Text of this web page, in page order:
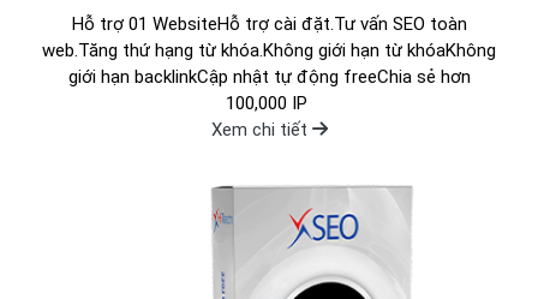
Hỗ trợ 01 WebsiteHỗ trợ cài đặt.Tư vấn SEO toàn
web.Tăng thứ hạng từ khóa.Không giới hạn từ khóaKhông
giới hạn backlinkCập nhật tự động freeChia sẻ hơn
100,000 IP
Xem chi tiết